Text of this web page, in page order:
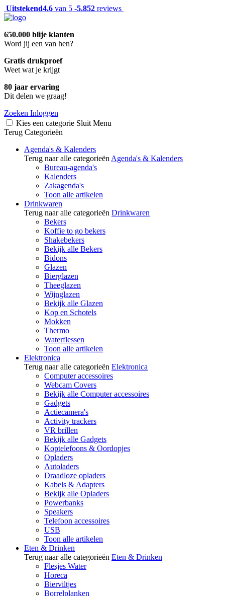
Uitstekend4.6 van 5 -5.852 reviews
650.000 blije klanten
Word jij een van hen?
Gratis drukproef
Weet wat je krijgt
80 jaar ervaring
Dit delen we graag!
Zoeken Inloggen
Kies een categorie Sluit Menu
Terug Categorieën
Agenda's & Kalenders
Terug naar alle categorieën Agenda's & Kalenders
Bureau-agenda's
Kalenders
Zakagenda's
Toon alle artikelen
Drinkwaren
Terug naar alle categorieën Drinkwaren
Bekers
Koffie to go bekers
Shakebekers
Bekijk alle Bekers
Bidons
Glazen
Bierglazen
Theeglazen
Wijnglazen
Bekijk alle Glazen
Kop en Schotels
Mokken
Thermo
Waterflessen
Toon alle artikelen
Elektronica
Terug naar alle categorieën Elektronica
Computer accessoires
Webcam Covers
Bekijk alle Computer accessoires
Gadgets
Actiecamera's
Activity trackers
VR brillen
Bekijk alle Gadgets
Koptelefoons & Oordopjes
Opladers
Autoladers
Draadloze opladers
Kabels & Adapters
Bekijk alle Opladers
Powerbanks
Speakers
Telefoon accessoires
USB
Toon alle artikelen
Eten & Drinken
Terug naar alle categorieën Eten & Drinken
Flesjes Water
Horeca
Bierviltjes
Borrelplanken